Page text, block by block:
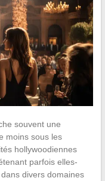
souvent une
moins sous les
hollywoodiennes
parfois elles-
divers domaines